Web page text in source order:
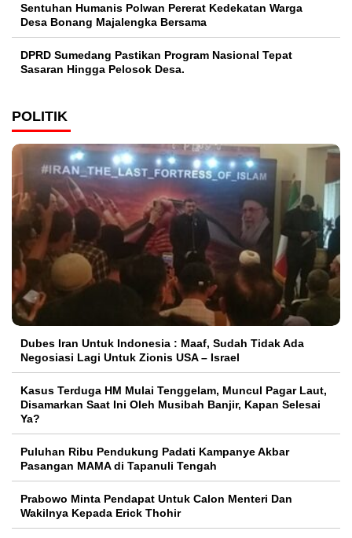
Sentuhan Humanis Polwan Pererat Kedekatan Warga
Desa Bonang Majalengka Bersama
DPRD Sumedang Pastikan Program Nasional Tepat
Sasaran Hingga Pelosok Desa.
POLITIK
Dubes Iran Untuk Indonesia : Maaf, Sudah Tidak Ada
Negosiasi Lagi Untuk Zionis USA – Israel
Kasus Terduga HM Mulai Tenggelam, Muncul Pagar Laut,
Disamarkan Saat Ini Oleh Musibah Banjir, Kapan Selesai
Ya?
Puluhan Ribu Pendukung Padati Kampanye Akbar
Pasangan MAMA di Tapanuli Tengah
Prabowo Minta Pendapat Untuk Calon Menteri Dan
Wakilnya Kepada Erick Thohir